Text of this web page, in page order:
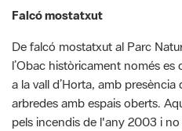
Falcó mostatxut
De falcó mostatxut al Parc
l’Obac històricament només
a la vall d’Horta, amb
arbredes amb espais oberts.
pels incendis de l'any 2003 i no